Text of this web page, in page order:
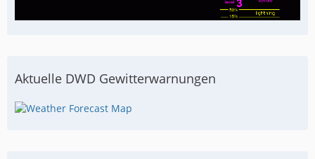
Aktuelle DWD Gewitterwarnungen